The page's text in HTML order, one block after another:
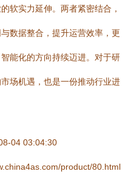
软实力延伸。两者紧密结合，
数据整合，提升运营效率，更
能化的方向持续迈进。对于研
场机遇，也是一份推动行业进
04 03:04:30
product/80.html